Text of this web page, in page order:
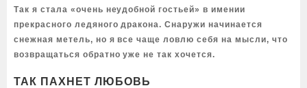
Так я стала «очень неудобной гостьей» в имении
прекрасного ледяного дракона. Снаружи начинается
снежная метель, но я все чаще ловлю себя на мысли, что
возвращаться обратно уже не так хочется.
ТАК ПАХНЕТ ЛЮБОВЬ